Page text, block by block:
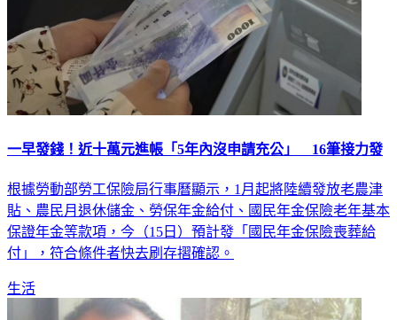
一早發錢！近十萬元進帳「5年內沒申請充公」 16筆接力發
根據勞動部勞工保險局行事曆顯示，1月起將陸續發放老農津
貼、農民月退休儲金、勞保年金給付、國民年金保險老年基本
保證年金等款項，今（15日）預計發「國民年金保險喪葬給
付」，符合條件者快去刷存摺確認。
生活